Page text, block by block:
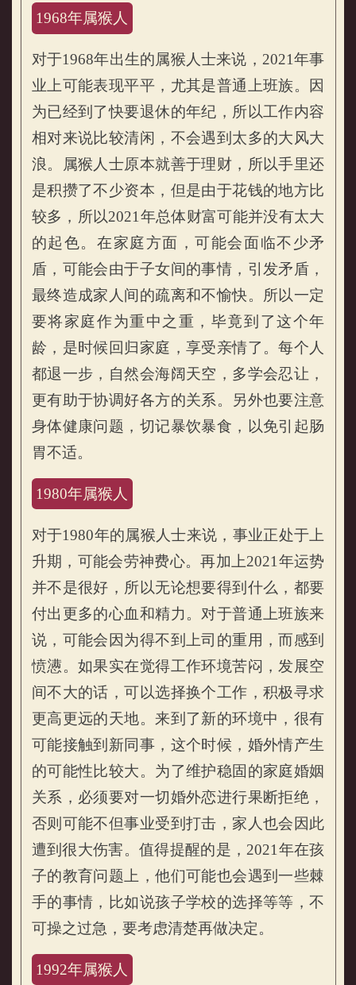
1968年属猴人
对于1968年出生的属猴人士来说，2021年事
业上可能表现平平，尤其是普通上班族。因
为已经到了快要退休的年纪，所以工作内容
相对来说比较清闲，不会遇到太多的大风大
浪。属猴人士原本就善于理财，所以手里还
是积攒了不少资本，但是由于花钱的地方比
较多，所以2021年总体财富可能并没有太大
的起色。在家庭方面，可能会面临不少矛
盾，可能会由于子女间的事情，引发矛盾，
最终造成家人间的疏离和不愉快。所以一定
要将家庭作为重中之重，毕竟到了这个年
龄，是时候回归家庭，享受亲情了。每个人
都退一步，自然会海阔天空，多学会忍让，
更有助于协调好各方的关系。另外也要注意
身体健康问题，切记暴饮暴食，以免引起肠
胃不适。
1980年属猴人
对于1980年的属猴人士来说，事业正处于上
升期，可能会劳神费心。再加上2021年运势
并不是很好，所以无论想要得到什么，都要
付出更多的心血和精力。对于普通上班族来
说，可能会因为得不到上司的重用，而感到
愤懑。如果实在觉得工作环境苦闷，发展空
间不大的话，可以选择换个工作，积极寻求
更高更远的天地。来到了新的环境中，很有
可能接触到新同事，这个时候，婚外情产生
的可能性比较大。为了维护稳固的家庭婚姻
关系，必须要对一切婚外恋进行果断拒绝，
否则可能不但事业受到打击，家人也会因此
遭到很大伤害。值得提醒的是，2021年在孩
子的教育问题上，他们可能也会遇到一些棘
手的事情，比如说孩子学校的选择等等，不
可操之过急，要考虑清楚再做决定。
1992年属猴人